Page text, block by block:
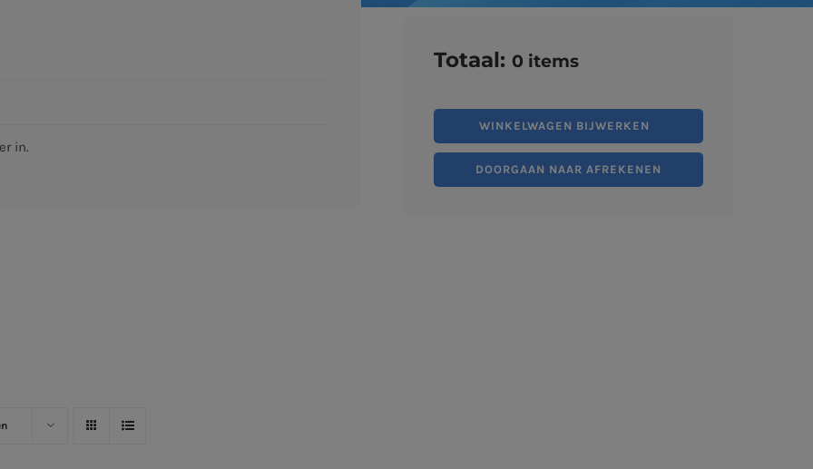
in.
Totaal: 0 items
WINKELWAGEN BIJWERKEN
DOORGAAN NAAR AFREKENEN